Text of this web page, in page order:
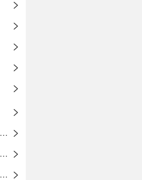
博山区疾病预防控制中心
博山经济开发区卫生院
博山区源泉中心卫生院（博山区第二人民医院）